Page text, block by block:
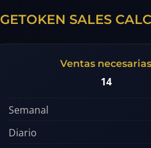
GETOKEN SALES
Ventas necesarias
14
Semanal
Diario